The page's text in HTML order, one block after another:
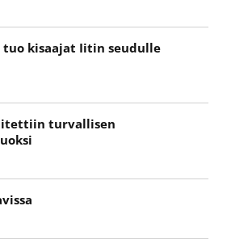
tuo kisaajat Iitin seudulle
turvallisen